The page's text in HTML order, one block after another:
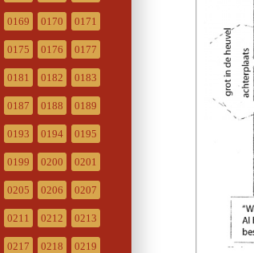
0169 0170 0171
0175 0176 0177
0181 0182 0183
0187 0188 0189
0193 0194 0195
0199 0200 0201
0205 0206 0207
0211 0212 0213
0217 0218 0219